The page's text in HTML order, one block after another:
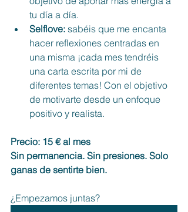
tu día a día.
Selflove: sabéis que me encanta
hacer reflexiones centradas en
una misma ¡cada mes tendréis
una carta escrita por mi de
diferentes temas! Con el objetivo
de motivarte desde un enfoque
positivo y realista.
Precio: 15 € al mes
Sin permanencia. Sin presiones. Solo
ganas de sentirte bien.
¿Empezamos juntas?